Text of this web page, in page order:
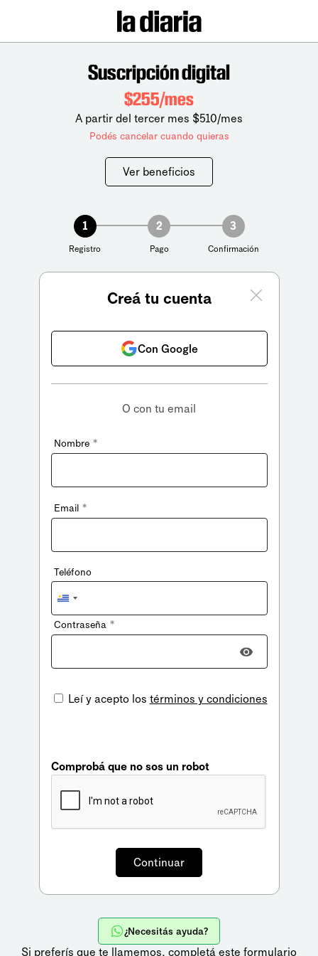
Suscripción digital
$255/mes
A partir del tercer mes $510/mes
Podés cancelar cuando quieras
Ver beneficios
1
Registro
2
Pago
3
Confirmación
Creá tu cuenta
Con Google
O con tu email
Nombre *
Email *
Teléfono
Uruguay
+598
Contraseña *
Leí y acepto los términos y condiciones
Comprobá que no sos un robot
¿Necesitás ayuda?
Si preferís que te llamemos, completá este formulario